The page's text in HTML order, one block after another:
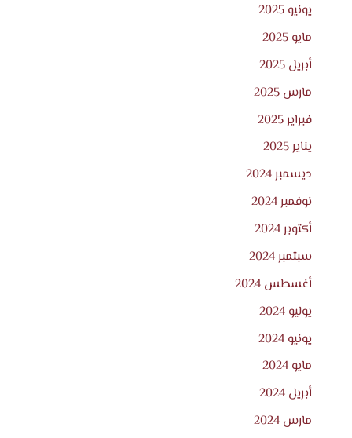
يونيو 2025
مايو 2025
أبريل 2025
مارس 2025
فبراير 2025
يناير 2025
ديسمبر 2024
نوفمبر 2024
أكتوبر 2024
سبتمبر 2024
أغسطس 2024
يوليو 2024
يونيو 2024
مايو 2024
أبريل 2024
مارس 2024